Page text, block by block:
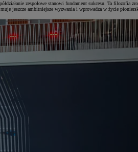
zespołowe stanowi fundament sukcesu. Ta filozofia
jeszcze ambitniejsze wyzwania i wprowadza w życie